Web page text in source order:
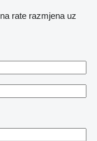
na rate razmjena uz